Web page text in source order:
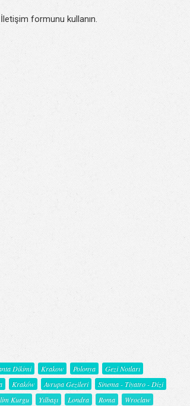
formunu kullanın.
Dikimi Krakow Polonya
Gezi Notları
Kraków Avrupa Gezileri
Sinema - Tiyatro - Dizi
Kurgu Yılbaşı Londra Roma
Wroclaw